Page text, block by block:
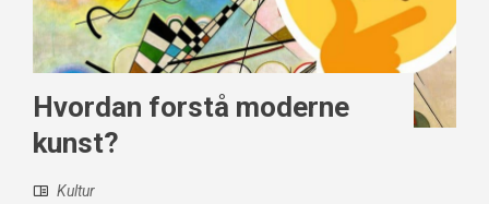
Hvordan forstå moderne
kunst?
Kultur